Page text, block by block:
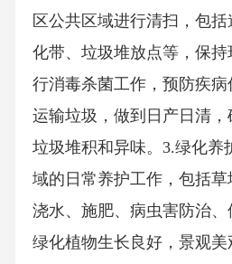
区公共区域进行清扫，包
化带、垃圾堆放点等，保
行消毒杀菌工作，预防疾
运输垃圾，做到日产日清
垃圾堆积和异味。3.绿化养
域的日常养护工作，包括
浇水、施肥、病虫害防治
绿化植物生长良好，景观